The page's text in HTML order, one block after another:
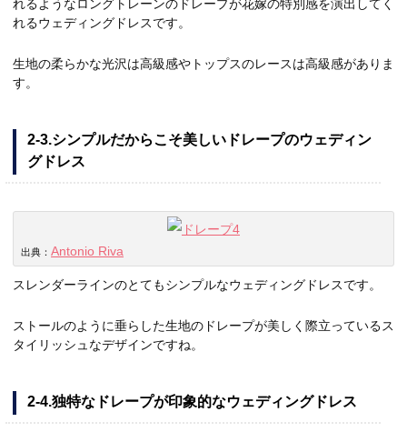
れるようなロングトレーンのドレープが花嫁の特別感を演出してく
れるウェディングドレスです。
生地の柔らかな光沢は高級感やトップスのレースは高級感がありま
す。
2-3.シンプルだからこそ美しいドレープのウェディン
グドレス
出典： Antonio Riva
スレンダーラインのとてもシンプルなウェディングドレスです。
ストールのように垂らした生地のドレープが美しく際立っているス
タイリッシュなデザインですね。
2-4.独特なドレープが印象的なウェディングドレス